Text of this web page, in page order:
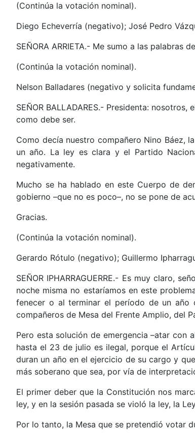
(Continúa la votación nominal).
Diego Echeverría (negativo); José Pedro
SEÑORA ARRIETA.- Me sumo a las palabras
(Continúa la votación nominal).
Nelson Balladares (negativo y solicita
SEÑOR BALLADARES.- Presidenta:
como debe ser.
Como decía nuestro compañero Nino Báez,
un año. La ley es clara y el Partido
negativamente.
Mucho se ha hablado en este Cuerpo de
gobierno –que no es poco–, no se pone de
Gracias.
(Continúa la votación nominal).
Gerardo Rótulo (negativo); Guillermo
SEÑOR IPHARRAGUERRE.- Es muy claro,
noche misma no estaríamos en este
fenecer o al terminar el período de un año
compañeros de Mesa del Frente Amplio, del
Pero esta solución de emergencia –atar con
hasta el 23 de julio es ilegal, porque el
duran un año en el ejercicio de su cargo y
más soberano que sea, por vía de
El primer deber que la Constitución nos
ley, y en la sesión pasada se violó la ley, la
Por lo tanto, la Mesa que se pretendió votar